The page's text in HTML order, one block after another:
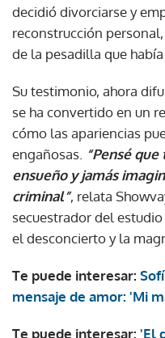
decidió divorciarse y
reconstrucción
de la pesadilla que
Su testimonio, ahora
se ha convertido en un
cómo las apariencias
engañosas. “Pensé
ensueño y jamás
criminal”, relata
secuestrador del
el desconcierto y la
Te puede interesar:
mensaje de amor: 'Mi
Te puede interesar: 'El